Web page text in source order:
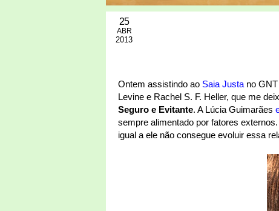
25
ABR
2013
Ontem assistindo ao Saia Justa no
Levine e Rachel S. F. Heller, que me
Seguro e Evitante. A Lúcia Guimarães
sempre alimentado por fatores
igual a ele não consegue evoluir essa